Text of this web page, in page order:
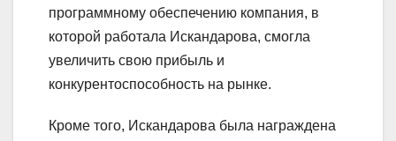
программному обеспечению компания, в
которой работала Искандарова, смогла
увеличить свою прибыль и
конкурентоспособность на рынке.
Кроме того, Искандарова была награждена